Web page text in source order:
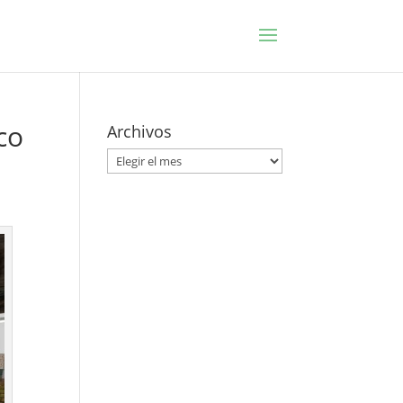
Archivos
Archivos